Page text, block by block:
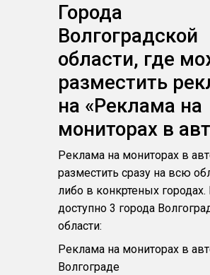
Города
Волгоградской
области, где
разместить
на «Реклама на
мониторах в
Реклама на мониторах в
разместить сразу на всю
либо в конкртеных городах.
доступно 3 города
области:
Реклама на мониторах в
Волгограде